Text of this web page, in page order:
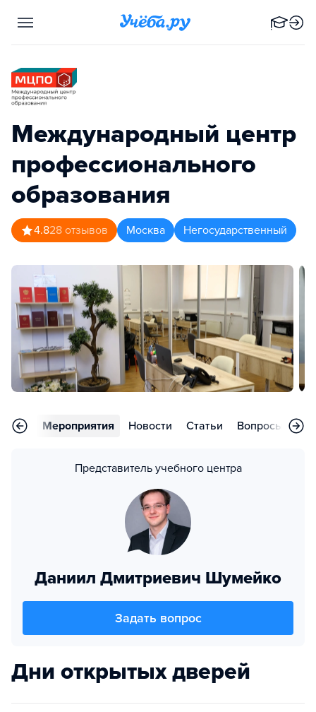
Международный центр
профессионального
образования
4.828 отзывов Москва Негосударственный
Мероприятия Новости Статьи Вопросы
Представитель учебного центра
Даниил Дмитриевич Шумейко
Задать вопрос
Дни открытых дверей